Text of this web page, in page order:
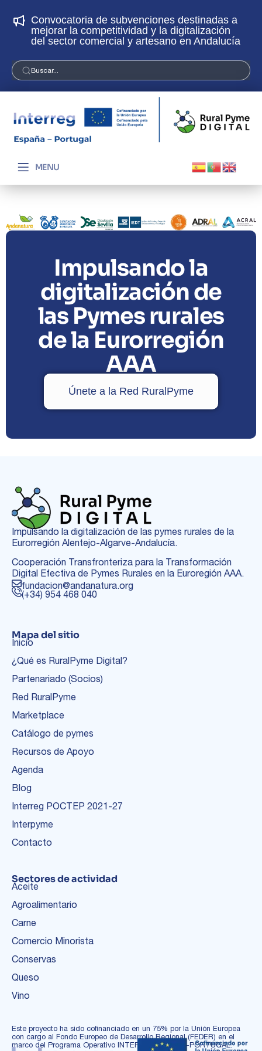
Convocatoria de subvenciones destinadas a
mejorar la competitividad y la digitalización
del sector comercial y artesano en Andalucía
Buscar...
MENU
Impulsando la
digitalización de
las Pymes rurales
de la Eurorregión
AAA
Únete a la Red RuralPyme
Impulsando la digitalización de las pymes rurales de la
Eurorregión Alentejo-Algarve-Andalucía.
Cooperación Transfronteriza para la Transformación
Digital Efectiva de Pymes Rurales en la Euroregión AAA.
fundacion@andanatura.org
(+34) 954 468 040
Mapa del sitio
Inicio
¿Qué es RuralPyme Digital?
Partenariado (Socios)
Red RuralPyme
Marketplace
Catálogo de pymes
Recursos de Apoyo
Agenda
Blog
Interreg POCTEP 2021-27
Interpyme
Contacto
Sectores de actividad
Aceite
Agroalimentario
Carne
Comercio Minorista
Conservas
Queso
Vino
Este proyecto ha sido cofinanciado en un 75% por la Unión Europea
con cargo al Fondo Europeo de Desarrollo Regional (FEDER) en el
marco del Programa Operativo INTERREG ESPAÑA-PORTUGAL.